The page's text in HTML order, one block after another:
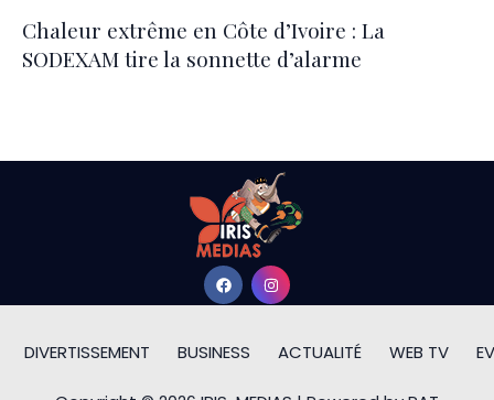
Chaleur extrême en Côte d’Ivoire : La
SODEXAM tire la sonnette d’alarme
DIVERTISSEMENT BUSINESS ACTUALITÉ WEB TV